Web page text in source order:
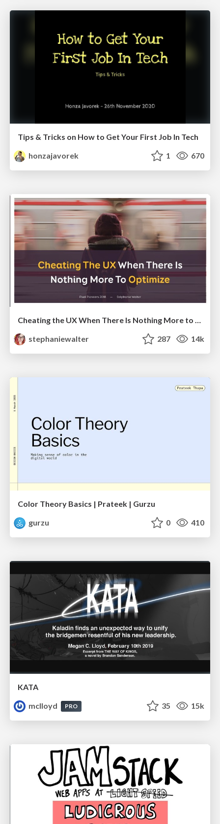
Tips & Tricks on How to Get Your First Job In Tech
honzajavorek
1 670
Cheating the UX When There Is Nothing More to Optimize - PixelPioneers
stephaniewalter
287 14k
Color Theory Basics | Prateek | Gurzu
gurzu
0 410
KATA
mclloyd
PRO 35 15k